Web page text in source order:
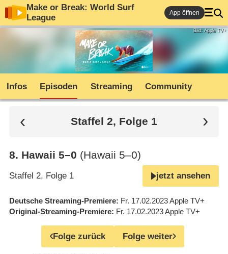
Make or Break: World Surf
League
App öffnen
Bild: Apple TV+
Infos Episoden Streaming Community
Staffel 2, Folge 1
8. Hawaii 5⁠–⁠0 (Hawaii 5⁠–⁠0)
Staffel 2, Folge 1 jetzt ansehen
Deutsche Streaming-Premiere Fr. 17.02.2023Apple TV+
Original-Streaming-Premiere Fr. 17.02.2023Apple TV+
Folge zurück Folge weiter